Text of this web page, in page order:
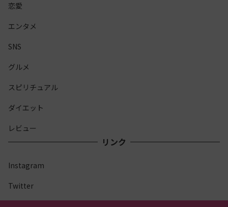
恋愛
エンタメ
SNS
グルメ
スピリチュアル
ダイエット
レビュー
リンク
Instagram
Twitter